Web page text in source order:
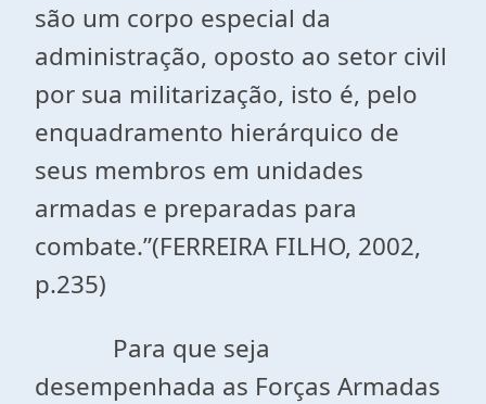
são um corpo especial da
administração, oposto ao setor civil
por sua militarização, isto é, pelo
enquadramento hierárquico de
seus membros em unidades
armadas e preparadas para
combate.”(FERREIRA FILHO, 2002,
p.235)
Para que seja
desempenhada as Forças Armadas